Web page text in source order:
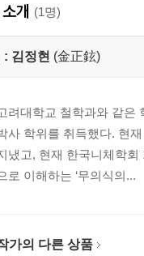
개 (1명)
: 김정현 (金正鉉)
려대학교 철학과와 같은
사 학위를 취득했다. 현
냈고, 현재 한국니체학
로 이해하는 ‘무의식의...
가의 다른 상품